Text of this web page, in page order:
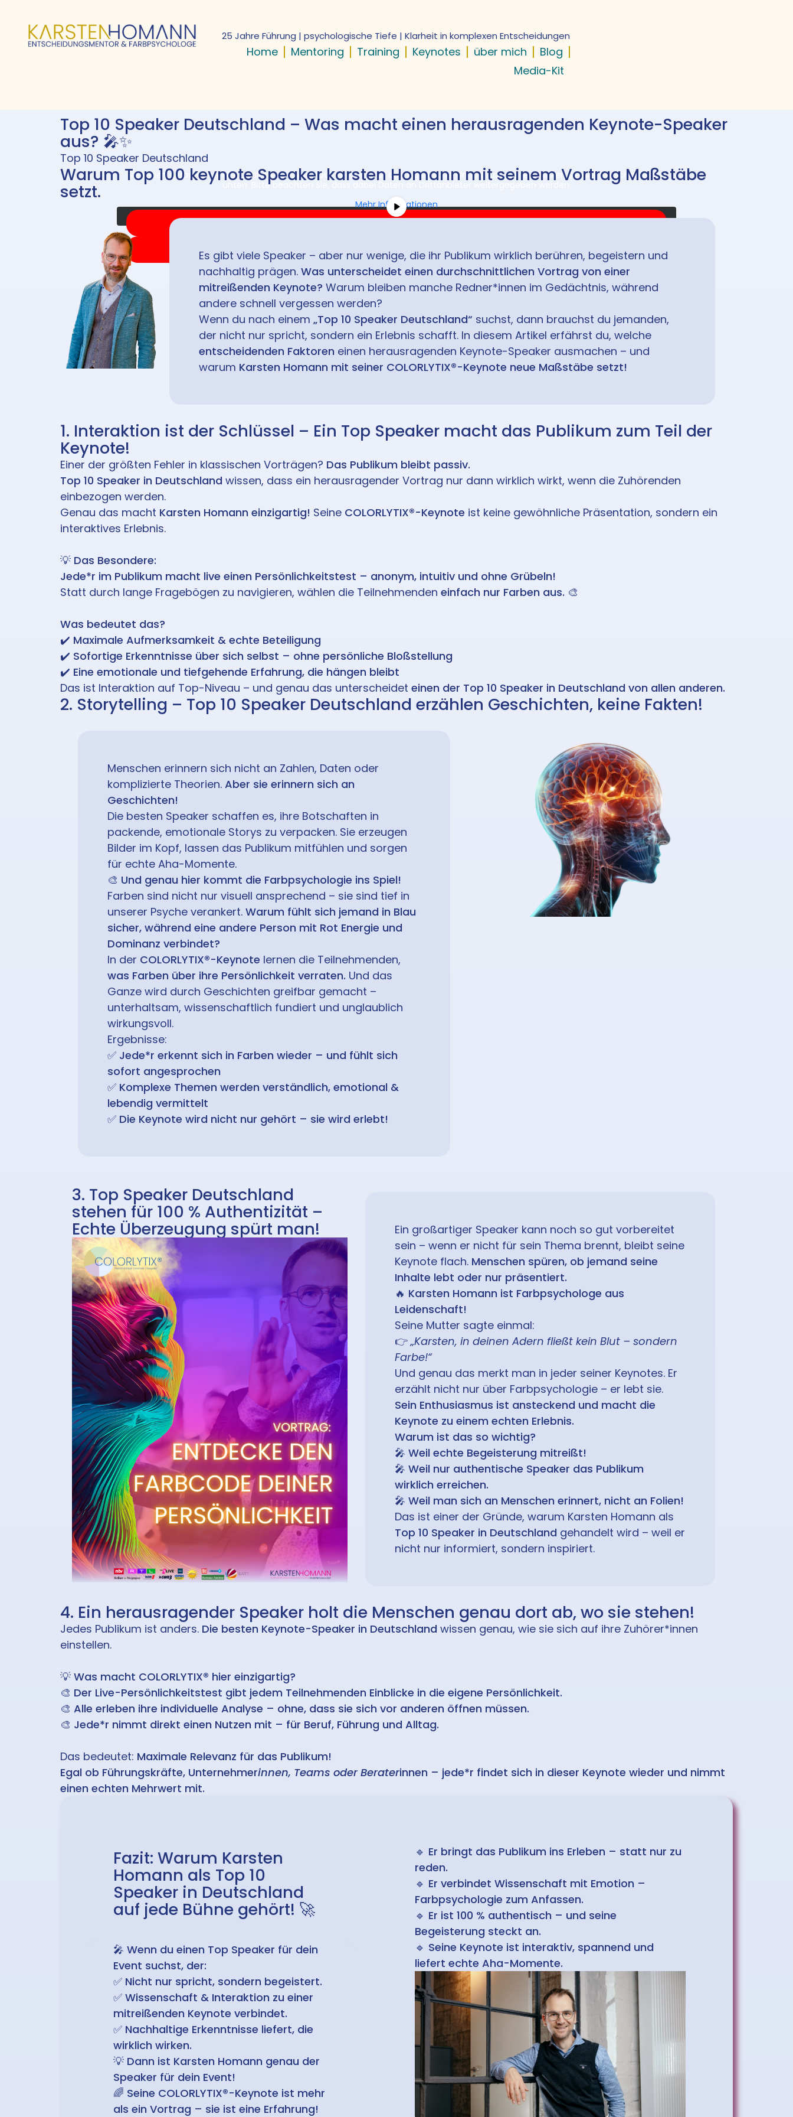
25 Jahre Führung | psychologische Tiefe | Klarheit in komplexen Entscheidungen
Home Mentoring Training Keynotes über mich
Blog
Media-Kit
Top 10 Speaker Deutschland – Was macht einen herausragenden Keynote-Speaker
aus? 🎤✨
Sie sehen gerade einen Platzhalterinhalt vonYouTube. Um auf den eigentlichen Inhalt zuzugreifen, klicken Sie auf die Schaltfläche
unten. Bitte beachten Sie, dass dabei Daten an Drittanbieter weitergegeben werden.
Mehr Informationen
Erforderlichen Service akzeptieren und Inhalte entsperren
Top 10 Speaker Deutschland
Warum Top 100 keynote Speaker karsten Homann mit seinem Vortrag Maßstäbe
setzt.
Es gibt viele Speaker – aber nur wenige, die ihr Publikum wirklich berühren, begeistern und
nachhaltig prägen. Was unterscheidet einen durchschnittlichen Vortrag von einer
mitreißenden Keynote? Warum bleiben manche Redner*innen im Gedächtnis, während
andere schnell vergessen werden?
Wenn du nach einem „Top 10 Speaker Deutschland“ suchst, dann brauchst du jemanden,
der nicht nur spricht, sondern ein Erlebnis schafft. In diesem Artikel erfährst du, welche
entscheidenden Faktoren einen herausragenden Keynote-Speaker ausmachen – und
warum Karsten Homann mit seiner COLORLYTIX®-Keynote neue Maßstäbe setzt!
1. Interaktion ist der Schlüssel – Ein Top Speaker macht das Publikum zum Teil der
Keynote!
Einer der größten Fehler in klassischen Vorträgen? Das Publikum bleibt passiv.
Top 10 Speaker in Deutschland wissen, dass ein herausragender Vortrag nur dann wirklich wirkt, wenn die Zuhörenden
einbezogen werden.
Genau das macht Karsten Homann einzigartig! Seine COLORLYTIX®-Keynote ist keine gewöhnliche Präsentation, sondern ein
interaktives Erlebnis.
💡 Das Besondere:
Jede*r im Publikum macht live einen Persönlichkeitstest – anonym, intuitiv und ohne Grübeln!
Statt durch lange Fragebögen zu navigieren, wählen die Teilnehmenden einfach nur Farben aus. 🎨
Was bedeutet das?
✔️ Maximale Aufmerksamkeit & echte Beteiligung
✔️ Sofortige Erkenntnisse über sich selbst – ohne persönliche Bloßstellung
✔️ Eine emotionale und tiefgehende Erfahrung, die hängen bleibt
Das ist Interaktion auf Top-Niveau – und genau das unterscheidet einen der Top 10 Speaker in Deutschland von allen anderen.
2. Storytelling – Top 10 Speaker Deutschland erzählen Geschichten, keine Fakten!
Menschen erinnern sich nicht an Zahlen, Daten oder
komplizierte Theorien. Aber sie erinnern sich an
Geschichten!
Die besten Speaker schaffen es, ihre Botschaften in
packende, emotionale Storys zu verpacken. Sie erzeugen
Bilder im Kopf, lassen das Publikum mitfühlen und sorgen
für echte Aha-Momente.
🎨 Und genau hier kommt die Farbpsychologie ins Spiel!
Farben sind nicht nur visuell ansprechend – sie sind tief in
unserer Psyche verankert. Warum fühlt sich jemand in Blau
sicher, während eine andere Person mit Rot Energie und
Dominanz verbindet?
In der COLORLYTIX®-Keynote lernen die Teilnehmenden,
was Farben über ihre Persönlichkeit verraten. Und das
Ganze wird durch Geschichten greifbar gemacht –
unterhaltsam, wissenschaftlich fundiert und unglaublich
wirkungsvoll.
Ergebnisse:
✅ Jede*r erkennt sich in Farben wieder – und fühlt sich
sofort angesprochen
✅ Komplexe Themen werden verständlich, emotional &
lebendig vermittelt
✅ Die Keynote wird nicht nur gehört – sie wird erlebt!
3. Top Speaker Deutschland
stehen für 100 % Authentizität –
Echte Überzeugung spürt man!
Ein großartiger Speaker kann noch so gut vorbereitet
sein – wenn er nicht für sein Thema brennt, bleibt seine
Keynote flach. Menschen spüren, ob jemand seine
Inhalte lebt oder nur präsentiert.
🔥 Karsten Homann ist Farbpsychologe aus
Leidenschaft!
Seine Mutter sagte einmal:
👉„Karsten, in deinen Adern fließt kein Blut – sondern
Farbe!“
Und genau das merkt man in jeder seiner Keynotes. Er
erzählt nicht nur über Farbpsychologie – er lebt sie.
Sein Enthusiasmus ist ansteckend und macht die
Keynote zu einem echten Erlebnis.
Warum ist das so wichtig?
🎤Weil echte Begeisterung mitreißt!
🎤Weil nur authentische Speaker das Publikum
wirklich erreichen.
🎤Weil man sich an Menschen erinnert, nicht an Folien!
Das ist einer der Gründe, warum Karsten Homann als
Top 10 Speaker in Deutschland gehandelt wird – weil er
nicht nur informiert, sondern inspiriert.
4. Ein herausragender Speaker holt die Menschen genau dort ab, wo sie stehen!
Jedes Publikum ist anders. Die besten Keynote-Speaker in Deutschland wissen genau, wie sie sich auf ihre Zuhörer*innen
einstellen.
💡 Was macht COLORLYTIX® hier einzigartig?
🎨 Der Live-Persönlichkeitstest gibt jedem Teilnehmenden Einblicke in die eigene Persönlichkeit.
🎨 Alle erleben ihre individuelle Analyse – ohne, dass sie sich vor anderen öffnen müssen.
🎨 Jede*r nimmt direkt einen Nutzen mit – für Beruf, Führung und Alltag.
Das bedeutet: Maximale Relevanz für das Publikum!
Egal ob Führungskräfte, Unternehmerinnen, Teams oder Beraterinnen – jede*r findet sich in dieser Keynote wieder und nimmt
einen echten Mehrwert mit.
Fazit: Warum Karsten
Homann als Top 10
Speaker in Deutschland
auf jede Bühne gehört! 🚀
🎤 Wenn du einen Top Speaker für dein
Event suchst, der:
✅ Nicht nur spricht, sondern begeistert.
✅ Wissenschaft & Interaktion zu einer
mitreißenden Keynote verbindet.
✅ Nachhaltige Erkenntnisse liefert, die
wirklich wirken.
💡 Dann ist Karsten Homann genau der
Speaker für dein Event!
🌈 Seine COLORLYTIX®-Keynote ist mehr
als ein Vortrag – sie ist eine Erfahrung!
🔹 Er bringt das Publikum ins Erleben – statt nur zu
reden.
🔹 Er verbindet Wissenschaft mit Emotion –
Farbpsychologie zum Anfassen.
🔹 Er ist 100 % authentisch – und seine
Begeisterung steckt an.
🔹 Seine Keynote ist interaktiv, spannend und
liefert echte Aha-Momente.